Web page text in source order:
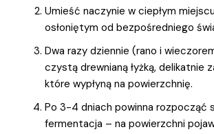
Umieść naczynie w ciepłym
osłoniętym od bezpośredniego
Dwa razy dziennie (rano i
czystą drewnianą łyżką, delikatnie
które wypłyną na powierzchnię.
Po 3-4 dniach powinna rozpocząć
fermentacja – na powierzchni